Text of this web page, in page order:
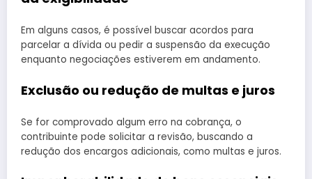
Em alguns casos, é possível buscar acordos para
parcelar a dívida ou pedir a suspensão da execução
enquanto negociações estiverem em andamento.
Exclusão ou redução de multas e juros
Se for comprovado algum erro na cobrança, o
contribuinte pode solicitar a revisão, buscando a
redução dos encargos adicionais, como multas e juros.